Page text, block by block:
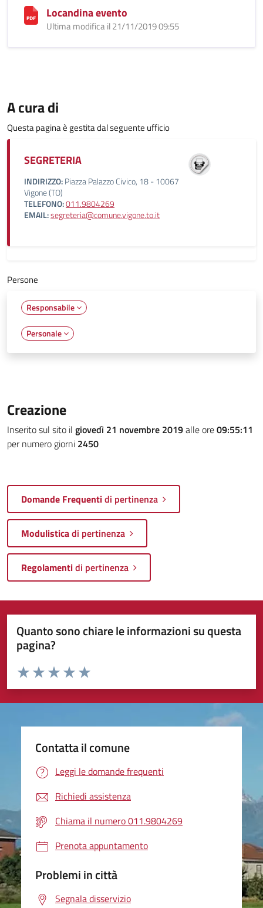
Locandina evento
Ultima modifica il 21/11/2019 09:55
A cura di
Questa pagina è gestita dal seguente ufficio
SEGRETERIA
INDIRIZZO:Piazza Palazzo Civico, 18 - 10067
Vigone (TO)
TELEFONO:011.9804269
EMAIL:segreteria@comune.vigone.to.it
Persone
Responsabile
Personale
Creazione
Inserito sul sito il giovedì 21 novembre 2019alle ore09:55:11
per numero giorni 2450
Domande Frequentidi pertinenza
Modulisticadi pertinenza
Regolamentidi pertinenza
Quanto sono chiare le informazioni su questa
pagina?
Valuta da 1 a 5 stelle la pagina
Valuta 5 stelle su 5
Valuta 4 stelle su 5
Valuta 3 stelle su 5
Valuta 2 stelle su 5
Valuta 1 stelle su 5
Contatta il comune
Leggi le domande frequenti
Richiedi assistenza
Chiama il numero 011.9804269
Prenota appuntamento
Problemi in città
Segnala disservizio